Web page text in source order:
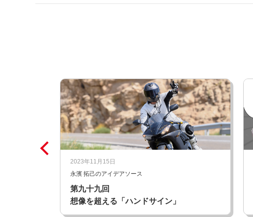
2023年11月15日
永濱 拓己のアイデアソース
第九十九回
想像を超える「ハンドサイン」